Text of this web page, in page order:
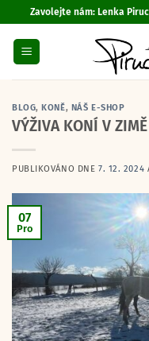
Přeskočit
na
obsah
Zavolejte nám: Lenka
BLOG,KONĚ, NÁŠ E-SHOP
VÝŽIVA KONÍ V ZIMĚ
PUBLIKOVÁNO DNE 7. 12. 2024
07
Pro